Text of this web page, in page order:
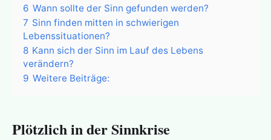
6 Wann sollte der Sinn gefunden werden?
7 Sinn finden mitten in schwierigen
Lebenssituationen?
8 Kann sich der Sinn im Lauf des Lebens
verändern?
9 Weitere Beiträge:
Plötzlich in der Sinnkrise